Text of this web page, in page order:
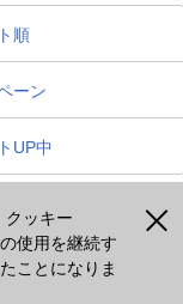
クッキー
使用を継続す
ことになりま
順
ーン
UP中
cookie等の使用について